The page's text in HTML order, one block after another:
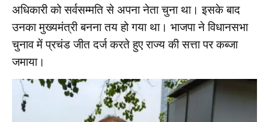
अधिकारी को सर्वसम्मति से अपना नेता चुना था। इसके बाद
उनका मुख्यमंत्री बनना तय हो गया था। भाजपा ने विधानसभा
चुनाव में प्रचंड जीत दर्ज करते हुए राज्य की सत्ता पर कब्जा
जमाया।